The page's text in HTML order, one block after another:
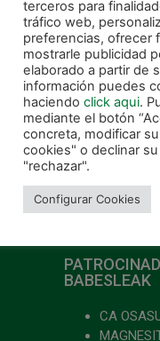
BABESLEAK
CA
terceros para
tráfico web,
preferencias, ofrecer
mostrarle publicidad
elaborado a partir de
información puedes
haciendo click aqui.
mediante el botón
concreta, modificar
cookies" o declinar
"rechazar".
Configurar Cookies